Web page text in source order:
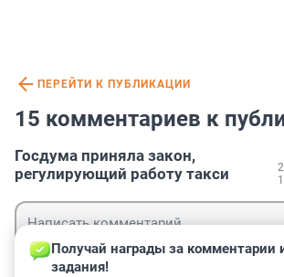
ПЕРЕЙТИ К ПУБЛИКАЦИИ
15 комментариев к
Госдума приняла закон,
регулирующий работу такси
Получай награды за комментарии
задания!